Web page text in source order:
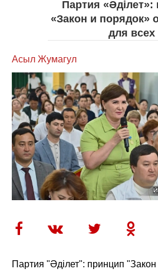
Партия «Әділет»:
«Закон и порядок»
для всех
Асыл Жумагул
Партия "Әділет": принцип